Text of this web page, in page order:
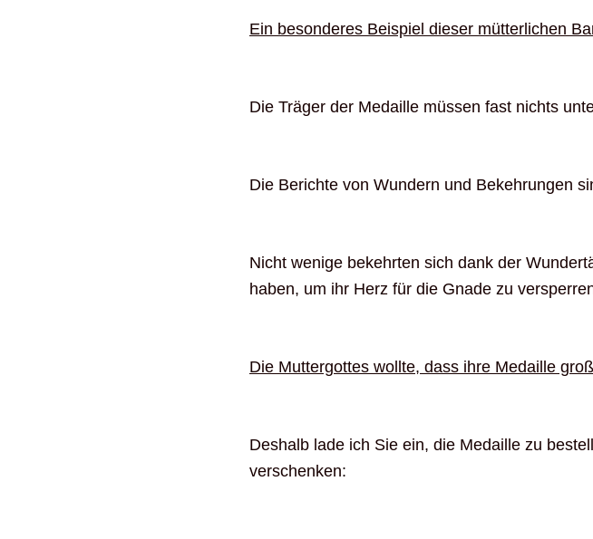
Ein besonderes Beispiel dieser mütterlichen
Die Träger der Medaille müssen fast nichts
Die Berichte von Wundern und Bekehrungen
Nicht wenige bekehrten sich dank der
haben, um ihr Herz für die Gnade zu
Die Muttergottes wollte, dass ihre Medaille
Deshalb lade ich Sie ein, die Medaille zu
verschenken: